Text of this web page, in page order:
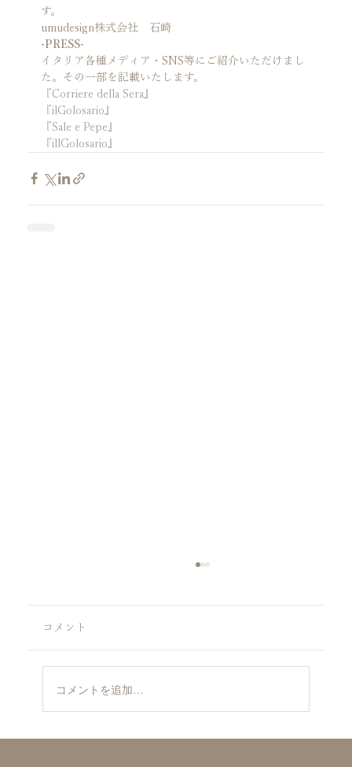
す。
umudesign株式会社　石崎
-PRESS-
イタリア各種メディア・SNS等にご紹介いただけまし
た。その一部を記載いたします。
『Corriere della Sera』
『ilGolosario』
『Sale e Pepe』
『illGolosario』
コメント
コメントを追加…